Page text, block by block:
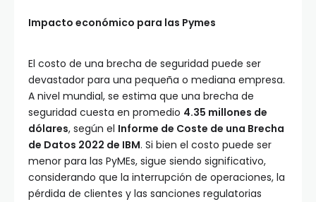
Impacto económico para las Pymes
El costo de una brecha de seguridad puede ser
devastador para una pequeña o mediana empresa.
A nivel mundial, se estima que una brecha de
seguridad cuesta en promedio 4.35 millones de
dólares, según el Informe de Coste de una Brecha
de Datos 2022 de IBM. Si bien el costo puede ser
menor para las PyMEs, sigue siendo significativo,
considerando que la interrupción de operaciones, la
pérdida de clientes y las sanciones regulatorias